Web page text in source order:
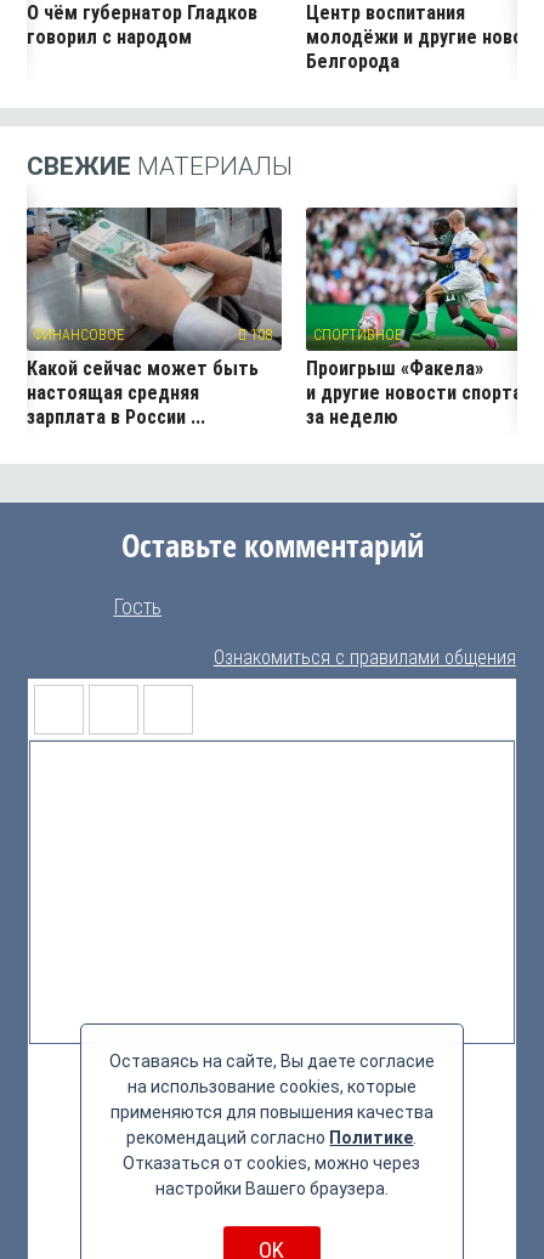
О чём губернатор Гладков
говорил с народом
Центр воспитания
молодёжи и другие
Белгорода
СВЕЖИЕ МАТЕРИАЛЫ
ФИНАНСОВОЕ 108
Какой сейчас может быть
настоящая средняя
зарплата в России ...
СПОРТИВНОЕ
Проигрыш «Факела»
и другие новости спорта
за неделю
Оставьте комментарий
Гость
Ознакомиться с правилами общения
Оставаясь на сайте, Вы даете согласие
на использование cookies, которые
применяются для повышения качества
рекомендаций согласно Политике
Отказаться от cookies, можно через
настройки Вашего браузера.
OK